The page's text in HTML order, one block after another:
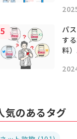
パ
す
料
気のあるタグ